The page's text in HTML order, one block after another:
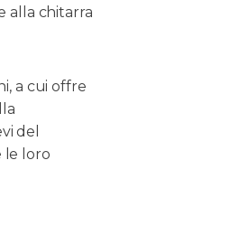
alla chitarra
a cui offre
del
le loro